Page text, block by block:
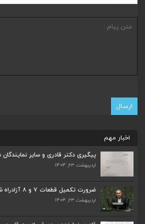
اخبار مهم
پیگیری دکتر قادری و سایر نمایندگان
اردیبهشت ۲۳, ۱۴۰۴
ضرورت تکمیل قطعات ۷ و ۸ آزادراه شیراز به اصفه...
اردیبهشت ۲۳, ۱۴۰۴
ضرورت تکمیل قطعات ۷ و ۸ آزادراه شیراز به اصفه...
اردیبهشت ۲۳, ۱۴۰۴
قادری نماینده مردم شیراز و زرقان در مجلس شورا...